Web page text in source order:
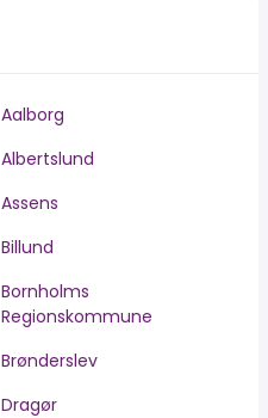
Aalborg
Albertslund
Assens
Billund
Bornholms
Regionskommune
Brønderslev
Dragør